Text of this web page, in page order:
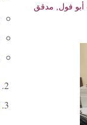
أبو فول, مدقق